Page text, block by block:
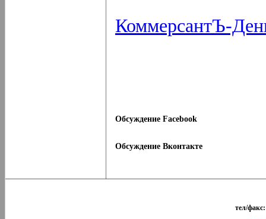
КоммерсантЪ-
Обсуждение Facebook
Обсуждение Вконтакте
тел/факс: